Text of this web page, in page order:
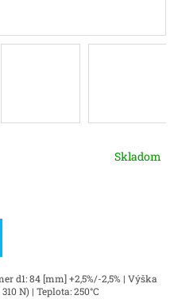
Skladom
d1: 84 [mm] +2,5%/-2,5% | Výška
N) | Teplota: 250°C